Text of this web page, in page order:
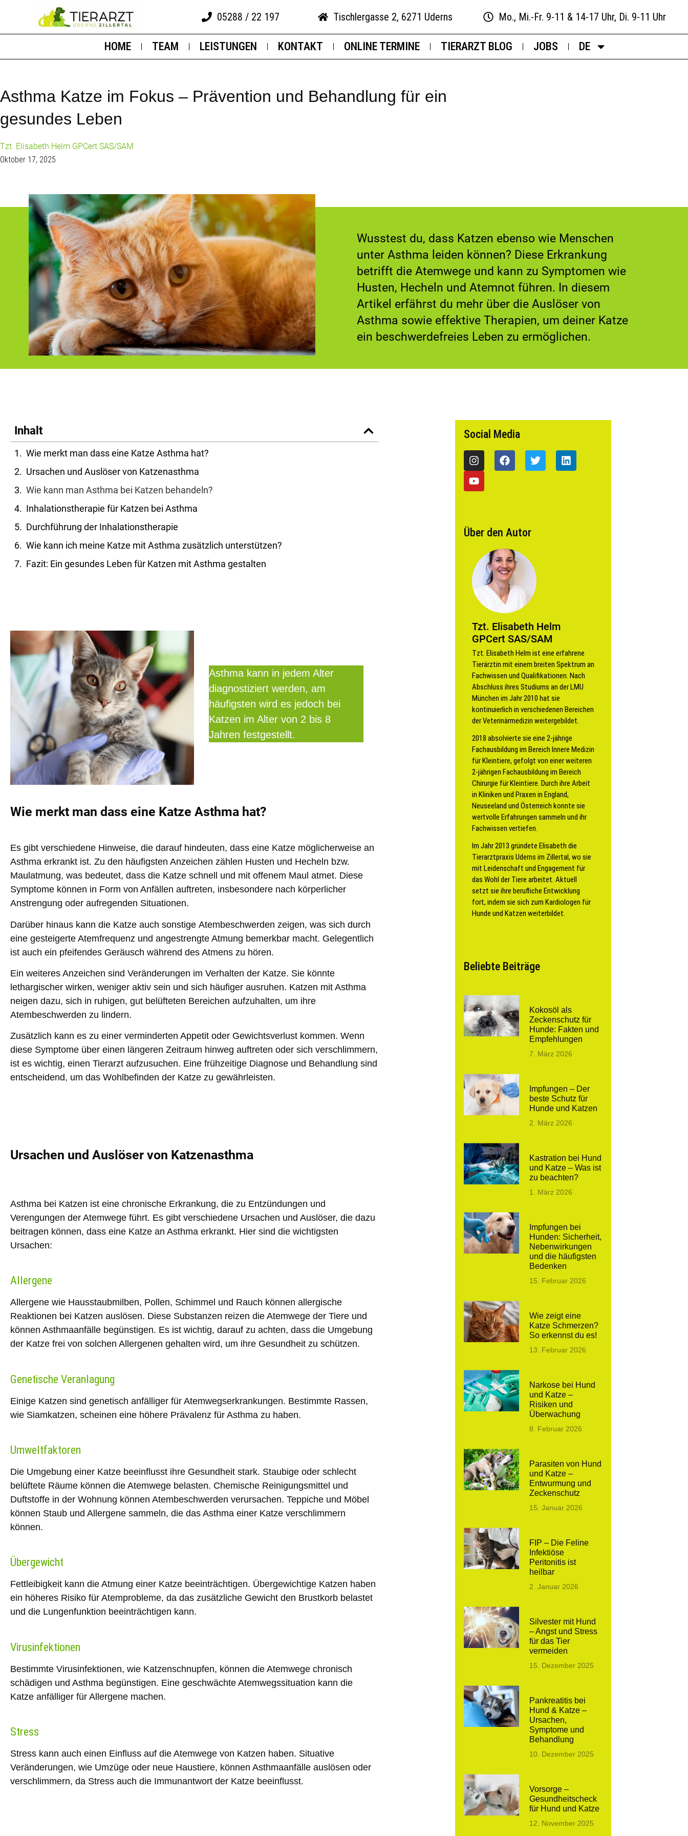
05288 / 22 197 Tischlergasse 2, 6271 Uderns Mo., Mi.-Fr. 9-11 & 14-17 Uhr, Di. 9-11 Uhr
HOME TEAM LEISTUNGEN KONTAKT ONLINE TERMINE TIERARZT BLOG JOBS DE
Asthma Katze im Fokus – Prävention und Behandlung für ein
gesundes Leben
Tzt. Elisabeth Helm GPCert SAS/SAM
Oktober 17, 2025
Wusstest du, dass Katzen ebenso wie Menschen
unter Asthma leiden können? Diese Erkrankung
betrifft die Atemwege und kann zu Symptomen wie
Husten, Hecheln und Atemnot führen. In diesem
Artikel erfährst du mehr über die Auslöser von
Asthma sowie effektive Therapien, um deiner Katze
ein beschwerdefreies Leben zu ermöglichen.
Inhalt
Wie merkt man dass eine Katze Asthma hat?
Ursachen und Auslöser von Katzenasthma
Wie kann man Asthma bei Katzen behandeln?
Inhalationstherapie für Katzen bei Asthma
Durchführung der Inhalationstherapie
Wie kann ich meine Katze mit Asthma zusätzlich unterstützen?
Fazit: Ein gesundes Leben für Katzen mit Asthma gestalten
Asthma kann in jedem Alter
diagnostiziert werden, am
häufigsten wird es jedoch bei
Katzen im Alter von 2 bis 8
Jahren festgestellt.
Wie merkt man dass eine Katze Asthma hat?
Es gibt verschiedene Hinweise, die darauf hindeuten, dass eine Katze möglicherweise an
Asthma erkrankt ist. Zu den häufigsten Anzeichen zählen Husten und Hecheln bzw.
Maulatmung, was bedeutet, dass die Katze schnell und mit offenem Maul atmet. Diese
Symptome können in Form von Anfällen auftreten, insbesondere nach körperlicher
Anstrengung oder aufregenden Situationen.
Darüber hinaus kann die Katze auch sonstige Atembeschwerden zeigen, was sich durch
eine gesteigerte Atemfrequenz und angestrengte Atmung bemerkbar macht. Gelegentlich
ist auch ein pfeifendes Geräusch während des Atmens zu hören.
Ein weiteres Anzeichen sind Veränderungen im Verhalten der Katze. Sie könnte
lethargischer wirken, weniger aktiv sein und sich häufiger ausruhen. Katzen mit Asthma
neigen dazu, sich in ruhigen, gut belüfteten Bereichen aufzuhalten, um ihre
Atembeschwerden zu lindern.
Zusätzlich kann es zu einer verminderten Appetit oder Gewichtsverlust kommen. Wenn
diese Symptome über einen längeren Zeitraum hinweg auftreten oder sich verschlimmern,
ist es wichtig, einen Tierarzt aufzusuchen. Eine frühzeitige Diagnose und Behandlung sind
entscheidend, um das Wohlbefinden der Katze zu gewährleisten.
Ursachen und Auslöser von Katzenasthma
Asthma bei Katzen ist eine chronische Erkrankung, die zu Entzündungen und
Verengungen der Atemwege führt. Es gibt verschiedene Ursachen und Auslöser, die dazu
beitragen können, dass eine Katze an Asthma erkrankt. Hier sind die wichtigsten
Ursachen:
Allergene
Allergene wie Hausstaubmilben, Pollen, Schimmel und Rauch können allergische
Reaktionen bei Katzen auslösen. Diese Substanzen reizen die Atemwege der Tiere und
können Asthmaanfälle begünstigen. Es ist wichtig, darauf zu achten, dass die Umgebung
der Katze frei von solchen Allergenen gehalten wird, um ihre Gesundheit zu schützen.
Genetische Veranlagung
Einige Katzen sind genetisch anfälliger für Atemwegserkrankungen. Bestimmte Rassen,
wie Siamkatzen, scheinen eine höhere Prävalenz für Asthma zu haben.
Umweltfaktoren
Die Umgebung einer Katze beeinflusst ihre Gesundheit stark. Staubige oder schlecht
belüftete Räume können die Atemwege belasten. Chemische Reinigungsmittel und
Duftstoffe in der Wohnung können Atembeschwerden verursachen. Teppiche und Möbel
können Staub und Allergene sammeln, die das Asthma einer Katze verschlimmern
können.
Übergewicht
Fettleibigkeit kann die Atmung einer Katze beeinträchtigen. Übergewichtige Katzen haben
ein höheres Risiko für Atemprobleme, da das zusätzliche Gewicht den Brustkorb belastet
und die Lungenfunktion beeinträchtigen kann.
Virusinfektionen
Bestimmte Virusinfektionen, wie Katzenschnupfen, können die Atemwege chronisch
schädigen und Asthma begünstigen. Eine geschwächte Atemwegssituation kann die
Katze anfälliger für Allergene machen.
Stress
Stress kann auch einen Einfluss auf die Atemwege von Katzen haben. Situative
Veränderungen, wie Umzüge oder neue Haustiere, können Asthmaanfälle auslösen oder
verschlimmern, da Stress auch die Immunantwort der Katze beeinflusst.
Social Media
Über den Autor
Tzt. Elisabeth Helm
GPCert SAS/SAM
Tzt. Elisabeth Helm ist eine erfahrene
Tierärztin mit einem breiten Spektrum an
Fachwissen und Qualifikationen. Nach
Abschluss ihres Studiums an der LMU
München im Jahr 2010 hat sie
kontinuierlich in verschiedenen Bereichen
der Veterinärmedizin weitergebildet.
2018 absolvierte sie eine 2-jährige
Fachausbildung im Bereich Innere Medizin
für Kleintiere, gefolgt von einer weiteren
2-jährigen Fachausbildung im Bereich
Chirurgie für Kleintiere. Durch ihre Arbeit
in Kliniken und Praxen in England,
Neuseeland und Österreich konnte sie
wertvolle Erfahrungen sammeln und ihr
Fachwissen vertiefen.
Im Jahr 2013 gründete Elisabeth die
Tierarztpraxis Uderns im Zillertal, wo sie
mit Leidenschaft und Engagement für
das Wohl der Tiere arbeitet. Aktuell
setzt sie ihre berufliche Entwicklung
fort, indem sie sich zum Kardiologen für
Hunde und Katzen weiterbildet.
Beliebte Beiträge
Kokosöl als
Zeckenschutz für
Hunde: Fakten und
Empfehlungen
7. März 2026
Impfungen – Der
beste Schutz für
Hunde und Katzen
2. März 2026
Kastration bei Hund
und Katze – Was ist
zu beachten?
1. März 2026
Impfungen bei
Hunden: Sicherheit,
Nebenwirkungen
und die häufigsten
Bedenken
15. Februar 2026
Wie zeigt eine
Katze Schmerzen?
So erkennst du es!
13. Februar 2026
Narkose bei Hund
und Katze –
Risiken und
Überwachung
8. Februar 2026
Parasiten von Hund
und Katze –
Entwurmung und
Zeckenschutz
15. Januar 2026
FIP – Die Feline
Infektiöse
Peritonitis ist
heilbar
2. Januar 2026
Silvester mit Hund
– Angst und Stress
für das Tier
vermeiden
15. Dezember 2025
Pankreatitis bei
Hund & Katze –
Ursachen,
Symptome und
Behandlung
10. Dezember 2025
Vorsorge –
Gesundheitscheck
für Hund und Katze
12. November 2025